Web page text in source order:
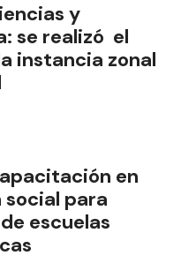
y
se realizó el
instancia zonal
en
para
escuelas